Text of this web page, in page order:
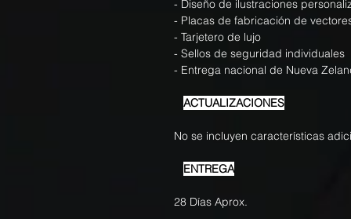
- Diseño de ilustraciones
- Placas de fabricación de
- Tarjetero de lujo
- Sellos de seguridad individuales
- Entrega nacional de Nueva
ACTUALIZACIONES
No se incluyen características
ENTREGA
28 Días Aprox.